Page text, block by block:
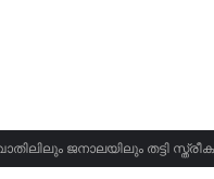
ജനാലയിലും തട്ടി